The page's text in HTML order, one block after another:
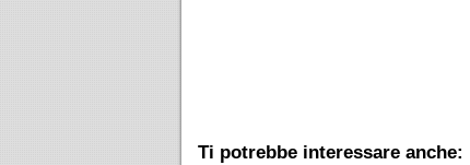
Ti potrebbe interessare anche: